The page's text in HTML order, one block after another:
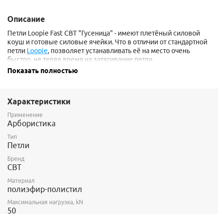
Описание
Петли Loopie Fast CBT "Гусеница" - имеют плетёный силовой
коуш и готовые силовые ячейки. Что в отличии от стандартной
петли Loopie, позволяет устанавливать её на место очень
быстро, не теряя время на затягивание петли.
Плетёный силовой коуш по размерам подогнан под
коуша.
Цифра в названии - это длина готовых силовых ячеек, в
миллиметрах.
Гусеницы СВТ выпускаются в трех модификациях:​
Гусеница 100
- размер готовой силовой ячейки 10 см;
- максимальный диаметр ствола дерева 70 см;
- 16 готовых силовых ячеек;
Показать полностью
Характеристики
Применение
Арбористика
Тип
Петли
Бренд
СВТ
Материал
полиэфир-полистил
Максимальная нагрузка, kN
50